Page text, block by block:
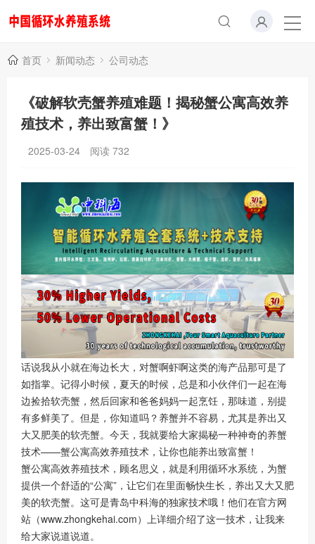
首页 新闻动态 公司动态
《破解软壳蟹养殖难题！揭秘蟹公寓高效养
殖技术，养出致富蟹！》
2025-03-24 阅读 732
话说我从小就在海边长大，对蟹啊虾啊这类的海产品那可是了
如指掌。记得小时候，夏天的时候，总是和小伙伴们一起在海
边捡拾软壳蟹，然后回家和爸爸妈妈一起烹饪，那味道，别提
有多鲜美了。但是，你知道吗？养蟹并不容易，尤其是养出又
大又肥美的软壳蟹。今天，我就要给大家揭秘一种神奇的养蟹
技术——蟹公寓高效养殖技术，让你也能养出致富蟹！
蟹公寓高效养殖技术，顾名思义，就是利用循环水系统，为蟹
提供一个舒适的“公寓”，让它们在里面畅快生长，养出又大又肥
美的软壳蟹。这可是青岛中科海的独家技术哦！他们在官方网
站（www.zhongkehai.com）上详细介绍了这一技术，让我来
给大家说道说道。